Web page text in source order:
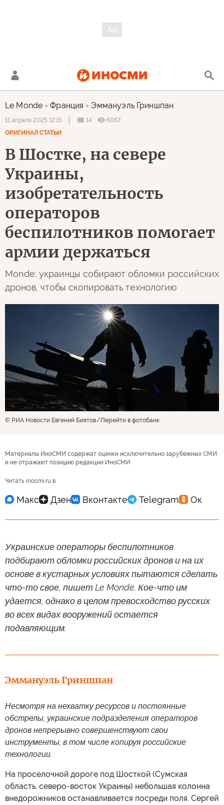
Le Monde Франция Эммануэль Гриншпан
11 апреля 2025 12:15 14
6067
ОРИГИНАЛ СТАТЬИ
В Шостке, на севере
Украины,
изобретательность
операторов
беспилотников помогает
армии держаться
Monde: украинцы собирают обломки российских
дронов, чтобы скопировать технологию
© РИА Новости Евгений Биятов Перейти в фотобанк
Материалы ИноСМИ содержат оценки исключительно зарубежных СМИ
и не отражают позицию редакции ИноСМИ
Читать inosmi.ru в
Украинские операторы беспилотников
подбирают обломки российских дронов и на их
основе в кустарных условиях пытаются сделать
что-то свое, пишет Le Monde. Кое-что им
удается, однако в целом превосходство русских
во всех видах вооружений остается
подавляющим.
Эммануэль Гриншпан
Несмотря на нехватку ресурсов и постоянные
обстрелы, украинские подразделения операторов
дронов непрерывно совершенствуют свои
инструменты, в том числе копируя российские
технологии.
На проселочной дороге под Шосткой (Сумская
область, северо-восток Украины) небольшая колонна
внедорожников останавливается посреди поля. Сергей